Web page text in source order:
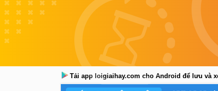
Tải app loigiaihay.com cho Android để lưu và